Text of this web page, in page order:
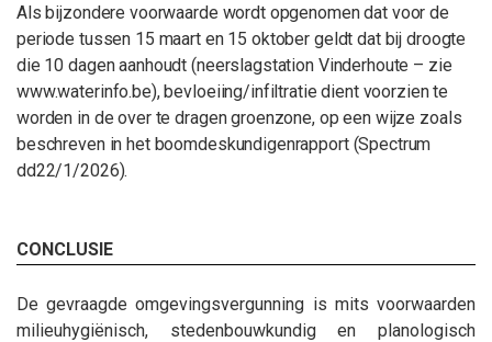
Als bijzondere voorwaarde wordt opgenomen dat voor de
periode tussen 15 maart en 15 oktober geldt dat bij droogte
die 10 dagen aanhoudt (neerslagstation Vinderhoute – zie
www.waterinfo.be), bevloeiing/infiltratie dient voorzien te
worden in de over te dragen groenzone, op een wijze zoals
beschreven in het boomdeskundigenrapport (Spectrum
dd22/1/2026).
CONCLUSIE
De gevraagde omgevingsvergunning is mits voorwaarden
milieuhygiënisch, stedenbouwkundig en planologisch